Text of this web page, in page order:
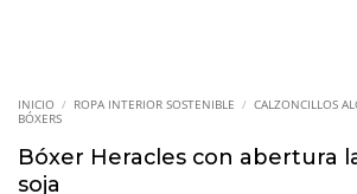
INICIO / ROPA INTERIOR SOSTENIBLE / CALZONCILLOS
BÓXERS
Bóxer Heracles con abertura
soja